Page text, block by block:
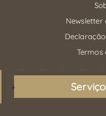
Newsletter
Termos